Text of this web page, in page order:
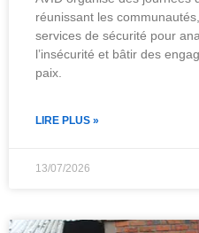
réunissant les
services de sécurité pour
l’insécurité et bâtir des
paix.
LIRE PLUS »
13/07/2026